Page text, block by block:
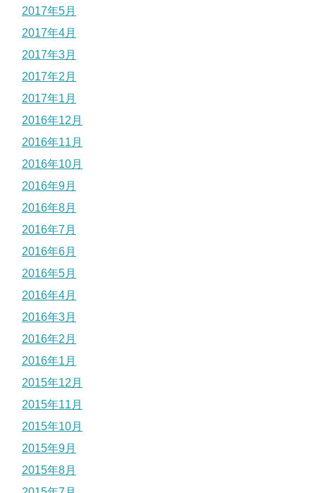
2017年5月
2017年4月
2017年3月
2017年2月
2017年1月
2016年12月
2016年11月
2016年10月
2016年9月
2016年8月
2016年7月
2016年6月
2016年5月
2016年4月
2016年3月
2016年2月
2016年1月
2015年12月
2015年11月
2015年10月
2015年9月
2015年8月